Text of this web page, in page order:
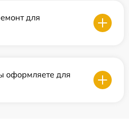
для
оформляете для